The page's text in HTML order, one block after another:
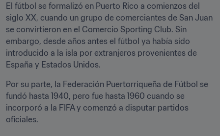
El fútbol se formalizó en Puerto Rico a comienzos del
siglo XX, cuando un grupo de comerciantes de San Juan
se convirtieron en el Comercio Sporting Club. Sin
embargo, desde años antes el fútbol ya había sido
introducido a la isla por extranjeros provenientes de
España y Estados Unidos.
Por su parte, la Federación Puertorriqueña de Fútbol se
fundó hasta 1940, pero fue hasta 1960 cuando se
incorporó a la FIFA y comenzó a disputar partidos
oficiales.